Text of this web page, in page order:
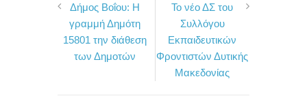
c
e
b
i
t
t
ι
ρ
α
Δήμος Βοΐου: Η
γραμμή Δημότη
15801 την διάθεση
των Δημοτών
Το νέο ΔΣ του
Συλλόγου
Εκπαιδευτικών
Φροντιστών Δυτικής
Μακεδονίας